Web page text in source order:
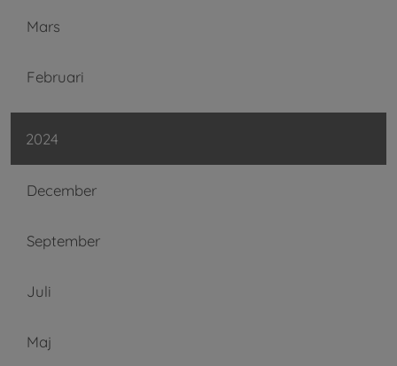
Mars
Februari
2024
December
September
Juli
Maj